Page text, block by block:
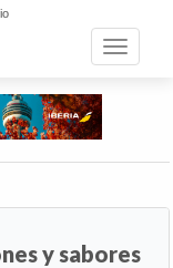
Toggle
y sabores